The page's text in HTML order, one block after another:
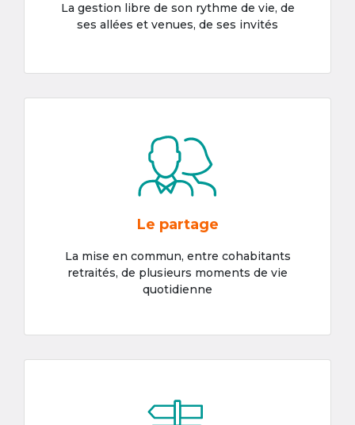
La gestion libre de son rythme de vie, de
ses allées et venues, de ses invités
Le partage
La mise en commun, entre cohabitants
retraités, de plusieurs moments de vie
quotidienne